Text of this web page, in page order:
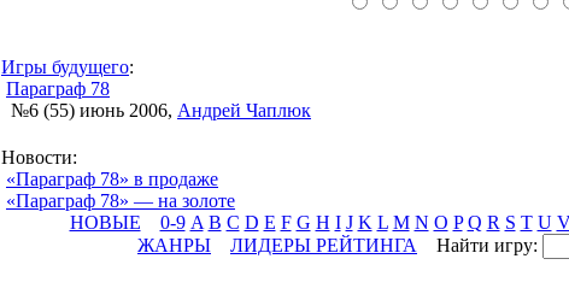
Игры будущего:
Параграф 78
№6 (55) июнь 2006, Андрей Чаплюк
Новости:
«Параграф 78» в продаже
«Параграф 78» — на золоте
НОВЫЕ
0-9 A B C D E F G H I J K L M N O P Q R S T U
ЖАНРЫ
ЛИДЕРЫ РЕЙТИНГА Найти игру: